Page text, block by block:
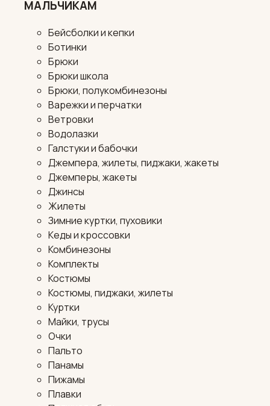
МАЛЬЧИКАМ
Бейсболки и кепки
Ботинки
Брюки
Брюки школа
Брюки, полукомбинезоны
Варежки и перчатки
Ветровки
Водолазки
Галстуки и бабочки
Джемпера, жилеты, пиджаки, жакеты
Джемперы, жакеты
Джинсы
Жилеты
Зимние куртки, пуховики
Кеды и кроссовки
Комбинезоны
Комплекты
Костюмы
Костюмы, пиджаки, жилеты
Куртки
Майки, трусы
Очки
Пальто
Панамы
Пижамы
Плавки